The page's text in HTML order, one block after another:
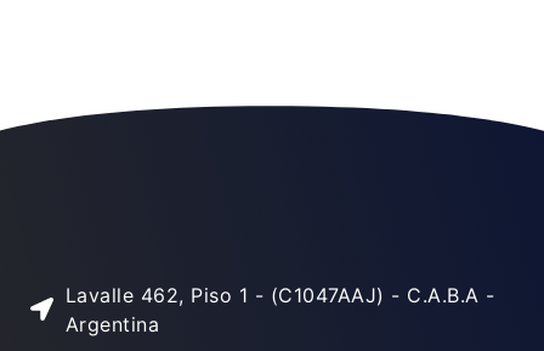
Lavalle 462, Piso 1 - (C1047AAJ) - C.A.B.A -
Argentina